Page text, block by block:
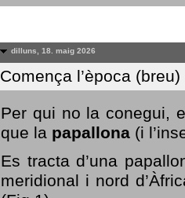
dilluns, 18. maig 2026
Comença l’època
Per qui no la conegui,
que la papallona (i
Es tracta d’una
meridional i nord